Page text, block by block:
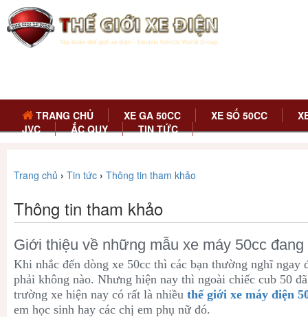
TRANG CHỦ XE GA 50CC XE SỐ 50CC
JVC
ẮC QUY TIN TỨC
Trang chủ › Tin tức › Thông tin tham khảo
Thông tin tham khảo
Giới thiệu về những mẫu xe máy 50cc
Khi nhắc đến dòng xe 50cc thì các bạn thường nghĩ ngay
phải không nào. Nhưng hiện nay thì ngoài chiếc cub 50
trường xe hiện nay có rất là nhiều thế giới xe máy điện
em học sinh hay các chị em phụ nữ đó.